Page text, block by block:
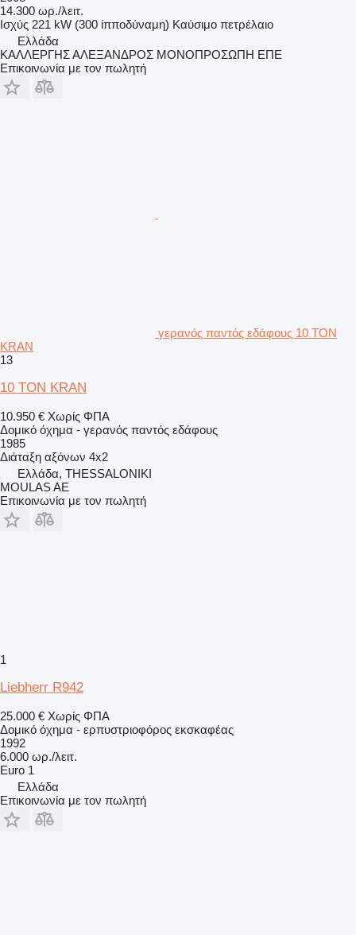
14.300 ωρ./λειτ.
Ισχύς 221 kW (300 ίπποδύναμη) Καύσιμο πετρέλαιο
Ελλάδα
ΚΑΛΛΕΡΓΗΣ ΑΛΕΞΑΝΔΡΟΣ ΜΟΝΟΠΡΟΣΩΠΗ ΕΠΕ
Επικοινωνία με τον πωλητή
γερανός παντός εδάφους 10 TON
KRAN
13
10 TON KRAN
10.950 € Χωρίς ΦΠΑ
Δομικό όχημα - γερανός παντός εδάφους
1985
Διάταξη αξόνων 4x2
Ελλάδα, THESSALONIKI
MOULAS AE
Επικοινωνία με τον πωλητή
1
Liebherr R942
25.000 € Χωρίς ΦΠΑ
Δομικό όχημα - ερπυστριοφόρος εκσκαφέας
1992
6.000 ωρ./λειτ.
Euro 1
Ελλάδα
Επικοινωνία με τον πωλητή